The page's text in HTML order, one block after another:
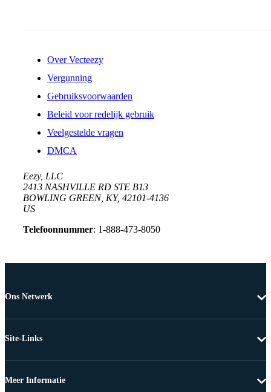
Over Vecteezy
Vergunning
Gebruiksvoorwaarden
Beleid voor redelijk gebruik
Veelgestelde vragen
DMCA
Eezy, LLC
2413 NASHVILLE RD STE B13
BOWLING GREEN, KY, 42101-4136
US
Telefoonnummer: 1-888-473-8050
Ons Netwerk
Site-Links
Meer Informatie